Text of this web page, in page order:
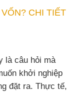
CHI TIẾT
là câu hỏi mà
khởi nghiệp
đặt ra. Thực tế,